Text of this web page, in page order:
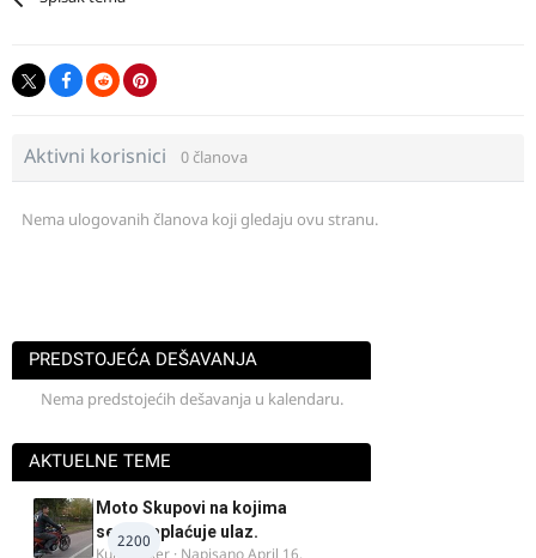
Aktivni korisnici 0 članova
Nema ulogovanih članova koji gledaju ovu stranu.
PREDSTOJEĆA DEŠAVANJA
Nema predstojećih dešavanja u kalendaru.
AKTUELNE TEME
2200
Moto Skupovi na kojima
se ne naplaćuje ulaz.
Kum_Mixer · NapisanoApril 16,